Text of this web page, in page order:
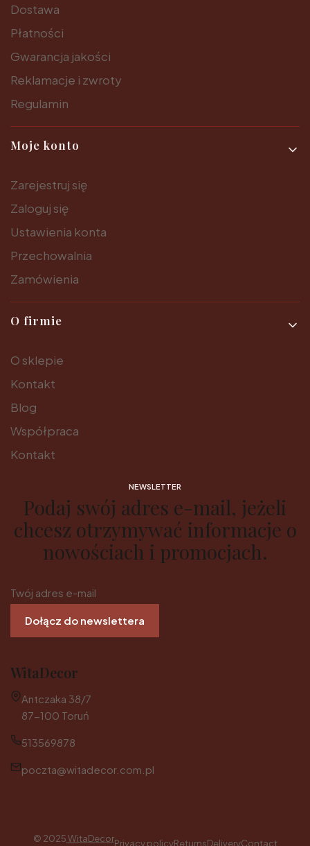
Dostawa
Płatności
Gwarancja jakości
Reklamacje i zwroty
Regulamin
Moje konto
Zarejestruj się
Zaloguj się
Ustawienia konta
Przechowalnia
Zamówienia
O firmie
O sklepie
Kontakt
Blog
Współpraca
Kontakt
NEWSLETTER
Podaj swój adres e-mail, jeżeli
chcesz otrzymywać informacje o
nowościach i promocjach.
Twój adres e-mail
Dołącz do newslettera
WitaDecor
Adres:
Antczaka 38/7
87-100 Toruń
513569878
poczta@witadecor.com.pl
© 2025WitaDecorPrivacy policyReturnsDeliveryContact